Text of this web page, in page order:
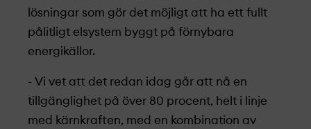
lösningar som gör det möjligt att ha ett fullt
pålitligt elsystem byggt på förnybara
energikällor.
- Vi vet att det redan idag går att nå en
tillgänglighet på över 80 procent, helt i linje
med kärnkraften, med en kombination av